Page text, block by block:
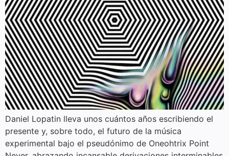
Daniel Lopatin lleva unos cuántos años escribiendo el
presente y, sobre todo, el futuro de la música
experimental bajo el pseudónimo de Oneohtrix Point